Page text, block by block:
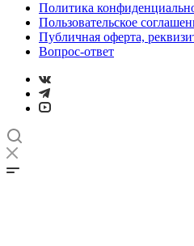
Политика
Пользовательское
Публичная оферта,
Вопрос-ответ